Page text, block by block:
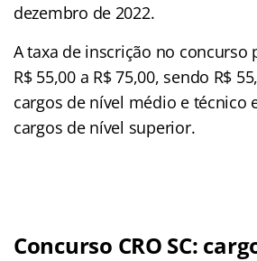
dezembro de 2022.
A taxa de inscrição no concurso
R$ 55,00 a R$ 75,00, sendo R$
cargos de nível médio e técnico
cargos de nível superior.
Concurso CRO SC: